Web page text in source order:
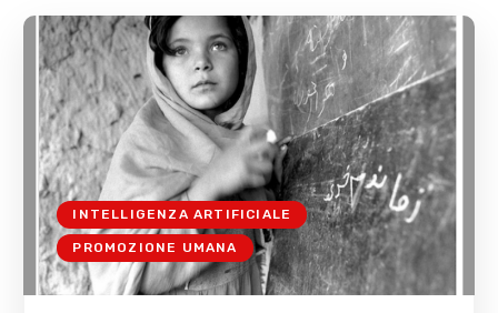
INTELLIGENZA ARTIFICIALE
PROMOZIONE UMANA